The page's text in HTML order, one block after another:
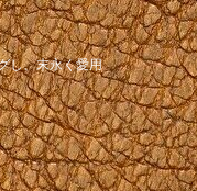
し、末永く愛用